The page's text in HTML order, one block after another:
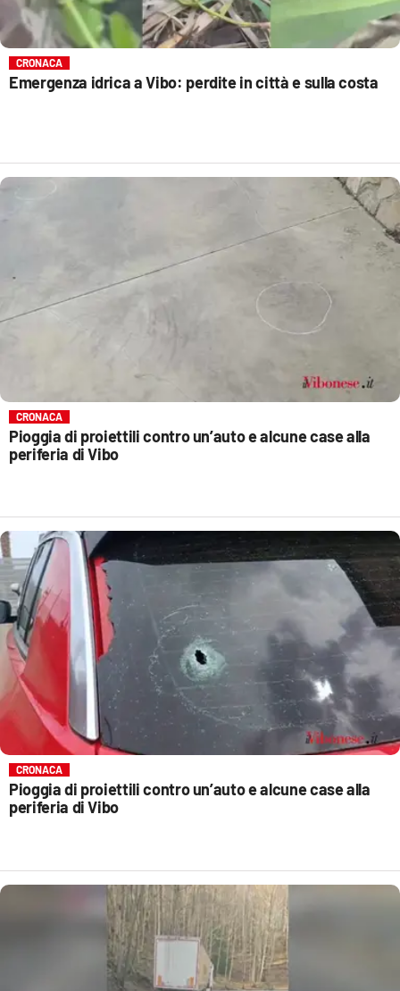
CRONACA
Emergenza idrica a Vibo: perdite in città e sulla costa
CRONACA
Pioggia di proiettili contro un’auto e alcune case alla
periferia di Vibo
CRONACA
Pioggia di proiettili contro un’auto e alcune case alla
periferia di Vibo